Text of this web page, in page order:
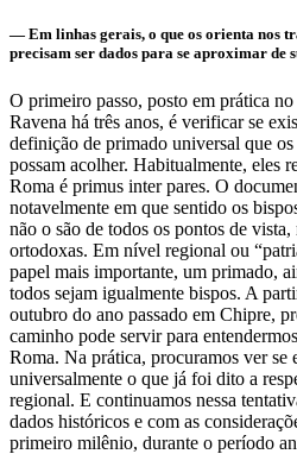
— Em linhas gerais, o que os orienta nos
precisam ser dados para se aproximar de
O primeiro passo, posto em prática
Ravena há três anos, é verificar se
definição de primado universal que
possam acolher. Habitualmente, eles
Roma é primus inter pares. O
notavelmente em que sentido os
não o são de todos os pontos de
ortodoxas. Em nível regional ou
papel mais importante, um primado,
todos sejam igualmente bispos. A
outubro do ano passado em Chipre,
caminho pode servir para
Roma. Na prática, procuramos ver se
universalmente o que já foi dito a
regional. E continuamos nessa
dados históricos e com as
primeiro milênio, durante o período